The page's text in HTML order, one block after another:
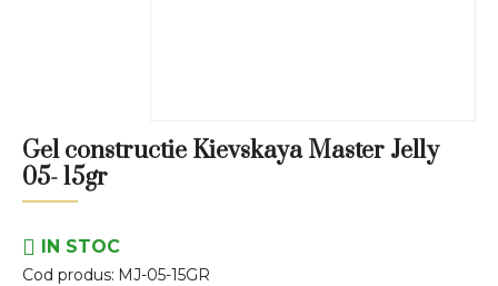
Gel constructie Kievskaya Master Jelly
05- 15gr
IN STOC
Cod produs: MJ-05-15GR